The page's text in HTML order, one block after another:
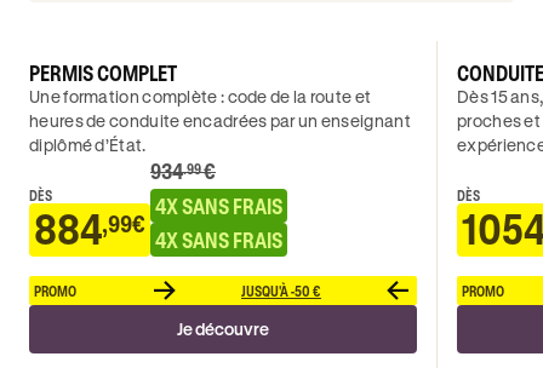
PERMIS COMPLET
Une formation complète : code de la route et
heures de conduite encadrées par un enseignant
diplômé d’État.
DÈS
884,99€
934 .99€
4X SANS FRAIS
4X SANS FRAIS
PROMO JUSQU'À -50 €
Je découvre
Dès 15
proches
DÈS
PROMO